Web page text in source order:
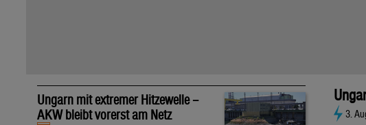
Ungarn mit extremer Hitzewelle –
AKW bleibt vorerst am Netz
3.